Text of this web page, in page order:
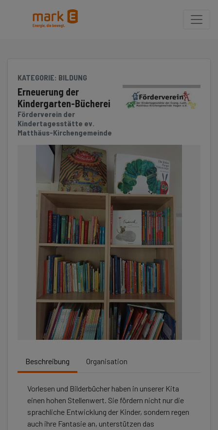
Klicken Sie, um die Navigation zu überspringen und zum Hauptteil
KATEGORIE: BILDUNG
Erneuerung der
Kindergarten-Bücherei
Förderverein der
Kindertagesstätte ev.
Matthäus-Kirchengemeinde
Beschreibung Organisation
Vorlesen und Bilderbücher haben in unserer Kita
einen hohen Stellenwert. Sie fördern nicht nur die
sprachliche Entwicklung der Kinder, sondern regen
auch ihre Fantasie an, unterstützen das